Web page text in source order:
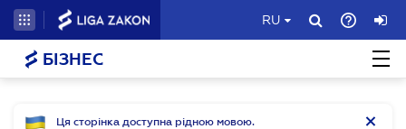
RU
БІЗНЕС
Ця сторінка доступна рідною мовою.